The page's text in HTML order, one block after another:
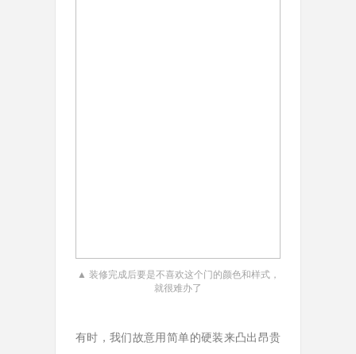
▲ 装修完成后要是不喜欢这个门的颜色和样式，
就很难办了
有时，我们故意用简单的硬装来凸出昂贵